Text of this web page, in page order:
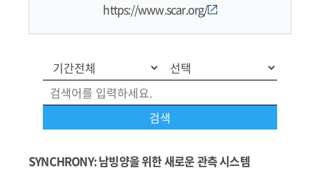
https://www.scar.org/
SYNCHRONY: 남빙양을 위한 새로운 관측 시스템